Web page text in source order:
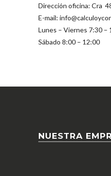
Dirección oficina: Cra
E-mail:
Lunes – Viernes 7:30 –
Sábado 8:00 – 12:00
NUESTRA